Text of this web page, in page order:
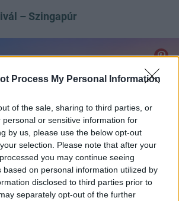
Process My Personal Information
of the sale, sharing to third parties, or
personal or sensitive information for
by us, please use the below opt-out
selection. Please note that after your
you may continue seeing
based on personal information utilized by
disclosed to third parties prior to
separately opt-out of the further
– Szingapúr